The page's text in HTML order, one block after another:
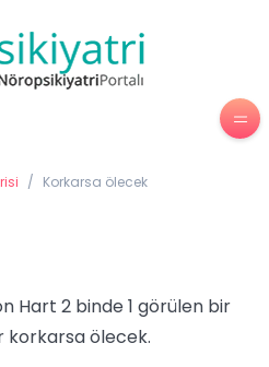
/ Korkarsa ölecek
Hart 2 binde 1 görülen bir
korkarsa ölecek.